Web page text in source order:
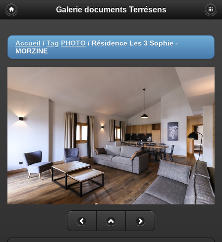
Galerie documents Terrésens
Accueil / Tag PHOTO / Résidence Les 3 Sophie -
MORZINE